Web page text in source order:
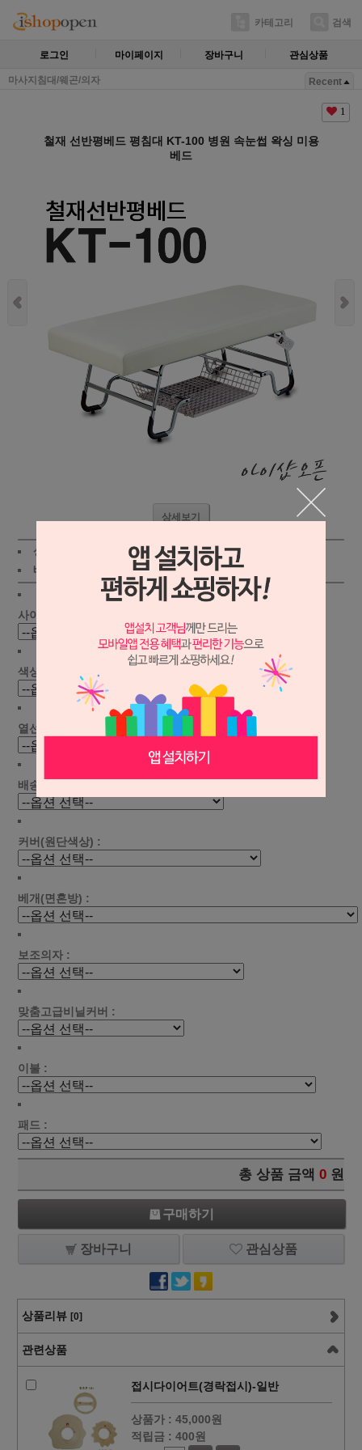
카테고리 검색
로그인 마이페이지 장바구니 관심상품
마사지침대/웨곤/의자 Recent
1
철재 선반평베드 평침대 KT-100 병원 속눈썹 왁싱 미용
베드
상세보기
상품가 : 248,000원적립금:1500원
배송비 : (조건) ! 지역별 !
사이즈선택(mm) :
색상선택 :
열선 선택 :
배송료 선택 :
커버(원단색상) :
베개(면혼방) :
보조의자 :
맞춤고급비닐커버 :
이불 :
패드 :
총 상품 금액 0 원
구매하기
장바구니 관심상품
상품리뷰 [0]
관련상품
접시다이어트(경락접시)-일반
상품가 : 45,000원
적립금 : 400원